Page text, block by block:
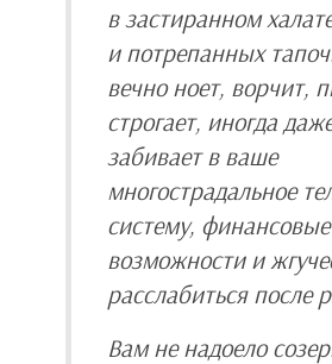
в застиранном
и потрепанных
вечно ноет, ворчит,
строгает, иногда
забивает в ваше
многострадальное
систему, финансовые
возможности и
расслабиться после
Вам не надоело